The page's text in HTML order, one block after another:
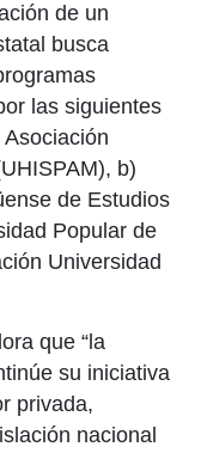
de un
busca
las siguientes
b)
de Estudios
Popular de
Universidad
que “la
su iniciativa
privada,
nacional